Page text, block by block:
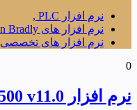
نرم افزار PLC ,
نرم افزار های PLC Allen Bradly ,
نرم افزار های تخصصی
0
نرم افزار RsLogix 500 v11.0